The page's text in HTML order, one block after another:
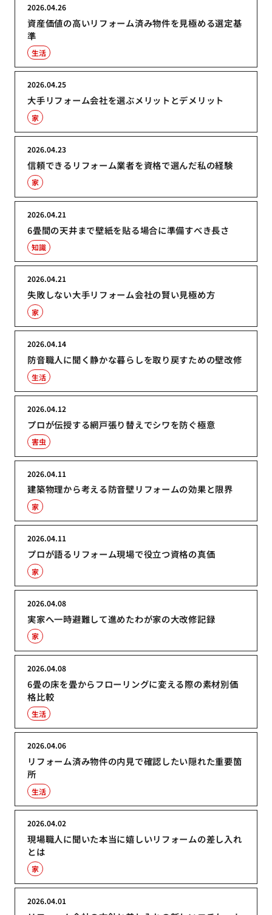
資産価値の高いリフォーム済み物件を見極める選定基
準
2026.04.26
生活
大手リフォーム会社を選ぶメリットとデメリット
2026.04.25
家
信頼できるリフォーム業者を資格で選んだ私の経験
2026.04.23
家
6畳間の天井まで壁紙を貼る場合に準備すべき長さ
2026.04.21
知識
失敗しない大手リフォーム会社の賢い見極め方
2026.04.21
家
防音職人に聞く静かな暮らしを取り戻すための壁改修
2026.04.14
生活
プロが伝授する網戸張り替えでシワを防ぐ極意
2026.04.12
害虫
建築物理から考える防音壁リフォームの効果と限界
2026.04.11
家
プロが語るリフォーム現場で役立つ資格の真価
2026.04.11
家
実家へ一時避難して進めたわが家の大改修記録
2026.04.08
家
6畳の床を畳からフローリングに変える際の素材別価
格比較
2026.04.08
生活
リフォーム済み物件の内見で確認したい隠れた重要箇
所
2026.04.06
生活
現場職人に聞いた本当に嬉しいリフォームの差し入れ
とは
2026.04.02
家
2026.04.01